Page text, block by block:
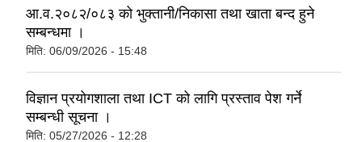
आ.व.२०८२/०८३ को भुक्तानी/निकासा तथा खाता बन्द हुने
सम्बन्धमा ।
मिति: 06/09/2026 - 15:48
विज्ञान प्रयोगशाला तथा ICT को लागि प्रस्ताव पेश गर्ने
सम्बन्धी सूचना ।
मिति: 05/27/2026 - 12:28